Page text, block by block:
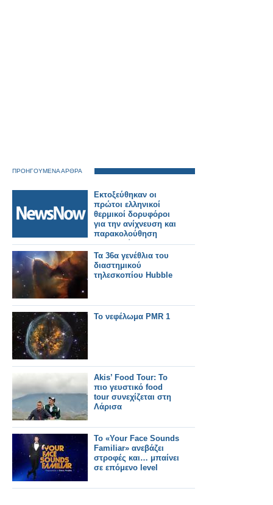
ΠΡΟΗΓΟΥΜΕΝΑ ΑΡΘΡΑ
Εκτοξεύθηκαν οι
πρώτοι ελληνικοί
θερμικοί δορυφόροι
για την ανίχνευση και
παρακολούθηση
πυρκαγιών
Τα 36α γενέθλια του
διαστημικού
τηλεσκοπίου Hubble
Το νεφέλωμα PMR 1
Akis’ Food Tour: Το
πιο γευστικό food
tour συνεχίζεται στη
Λάρισα
Το «Your Face Sounds
Familiar» ανεβάζει
στροφές και… μπαίνει
σε επόμενο level